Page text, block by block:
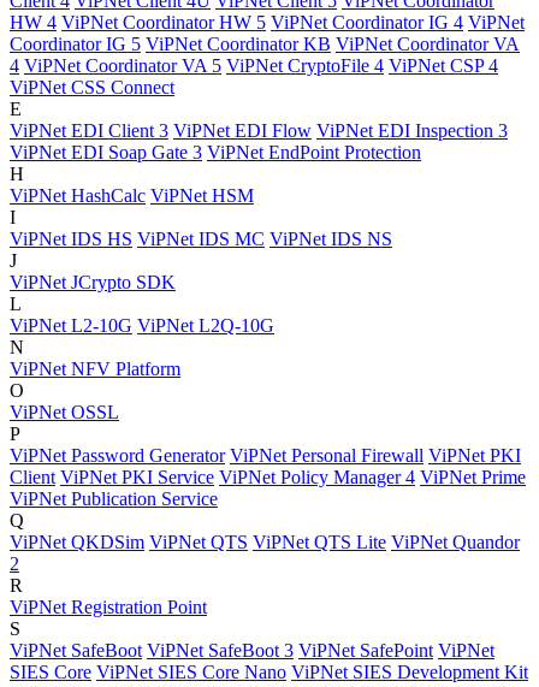
HW 4 ViPNet Coordinator HW 5 ViPNet Coordinator IG 4 ViPNet
Coordinator IG 5 ViPNet Coordinator KB ViPNet Coordinator VA
4 ViPNet Coordinator VA 5 ViPNet CryptoFile 4 ViPNet CSP 4
ViPNet CSS Connect
E
ViPNet EDI Client 3 ViPNet EDI Flow ViPNet EDI Inspection 3
ViPNet EDI Soap Gate 3 ViPNet EndPoint Protection
H
ViPNet HashCalc ViPNet HSM
I
ViPNet IDS HS ViPNet IDS MC ViPNet IDS NS
J
ViPNet JCrypto SDK
L
ViPNet L2-10G ViPNet L2Q-10G
N
ViPNet NFV Platform
O
ViPNet OSSL
P
ViPNet Password Generator ViPNet Personal Firewall ViPNet PKI
Client ViPNet PKI Service ViPNet Policy Manager 4 ViPNet Prime
ViPNet Publication Service
Q
ViPNet QKDSim ViPNet QTS ViPNet QTS Lite ViPNet Quandor
2
R
ViPNet Registration Point
S
ViPNet SafeBoot ViPNet SafeBoot 3 ViPNet SafePoint ViPNet
SIES Core ViPNet SIES Core Nano ViPNet SIES Development Kit